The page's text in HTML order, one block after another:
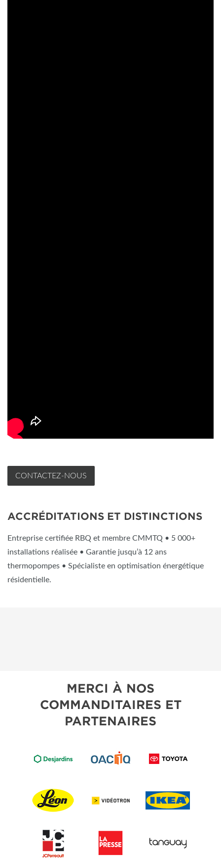
CONTACTEZ-NOUS
ACCRÉDITATIONS ET DISTINCTIONS
Entreprise certifiée RBQ et membre CMMTQ • 5 000+
installations réalisée • Garantie jusqu’à 12 ans
thermopompes • Spécialiste en optimisation énergétique
résidentielle.
MERCI À NOS
COMMANDITAIRES ET
PARTENAIRES